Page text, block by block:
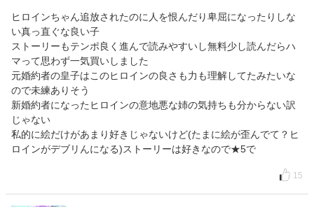
ヒロインちゃん追放されたのに人を恨んだり卑屈になったりしな
い真っ直ぐな良い子
ストーリーもテンポ良く進んで読みやすいし無料少し読んだらハ
マって思わず一気買いしました
元婚約者の皇子はこのヒロインの良さも力も理解してたみたいな
ので未練ありそう
新婚約者になったヒロインの意地悪な姉の気持ちも分からない訳
じゃない
私的に絵だけがあまり好きじゃないけど(たまに絵が歪んでて？ヒ
ロインがデブリんになる)ストーリーは好きなので★5で
15